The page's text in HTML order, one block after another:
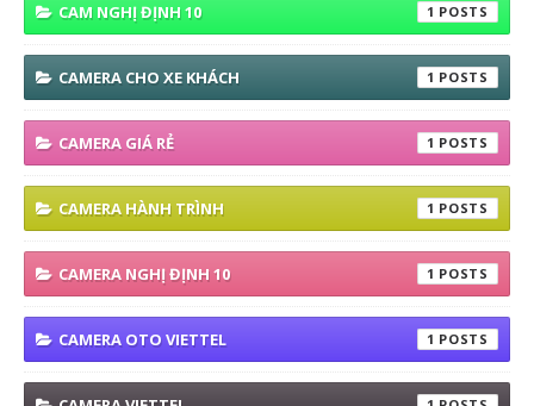
CAM NGHỊ ĐỊNH 10 1
CAMERA CHO XE KHÁCH 1
CAMERA GIÁ RẺ 1
CAMERA HÀNH TRÌNH 1
CAMERA NGHỊ ĐỊNH 10 1
CAMERA OTO VIETTEL 1